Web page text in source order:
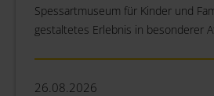
Spessartmuseum für Kinder und
gestaltetes Erlebnis in besonderer
26.08.2026